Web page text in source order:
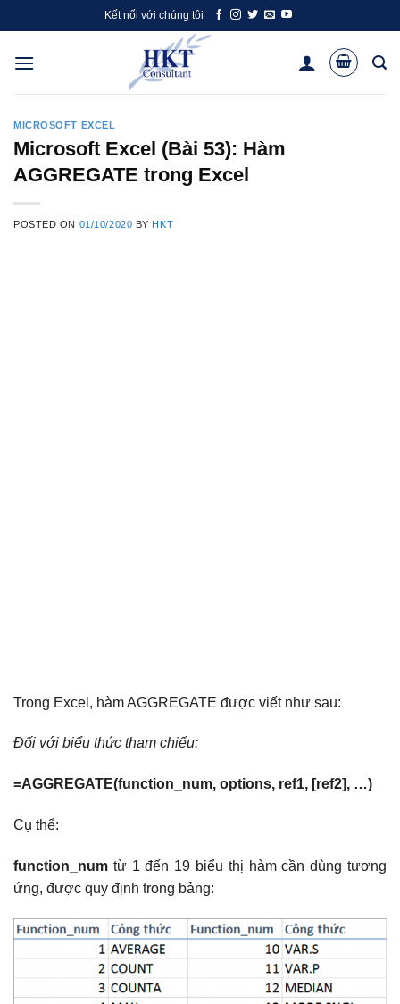
to
content
Kết nối với chúng tôi
MICROSOFT EXCEL
Microsoft Excel (Bài 53): Hàm
AGGREGATE trong Excel
POSTED ON 01/10/2020 BY HKT
Trong Excel, hàm AGGREGATE được viết như sau:
Đối với biểu thức tham chiếu:
=AGGREGATE(function_num, options, ref1, [ref2], …)
Cụ thể:
function_num từ 1 đến 19 biểu thị hàm cần dùng tương
ứng, được quy định trong bảng: